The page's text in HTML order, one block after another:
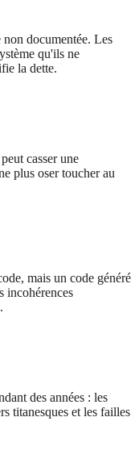
non documentée. Les
qu'ils ne
la dette.
casser une
plus oser toucher au
mais un code généré
incohérences
des années : les
titanesques et les failles